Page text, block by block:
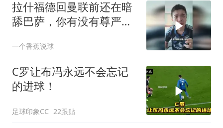
拉什福德回曼联前还在暗
舔巴萨，你有没有尊严
一个香蕉说球
C罗让布冯永远不会忘记
的进球！
足球印象CC 22跟贴